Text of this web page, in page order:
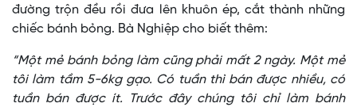
đường trộn đều rồi đưa lên khuôn ép, cắt thành những
chiếc bánh bỏng. Bà Nghiệp cho biết thêm:
“Một mẻ bánh bỏng làm cũng phải mất 2 ngày. Một mẻ
tôi làm tầm 5-6kg gạo. Có tuần thì bán được nhiều, có
tuần bán được ít. Trước đây chúng tôi chỉ làm bánh